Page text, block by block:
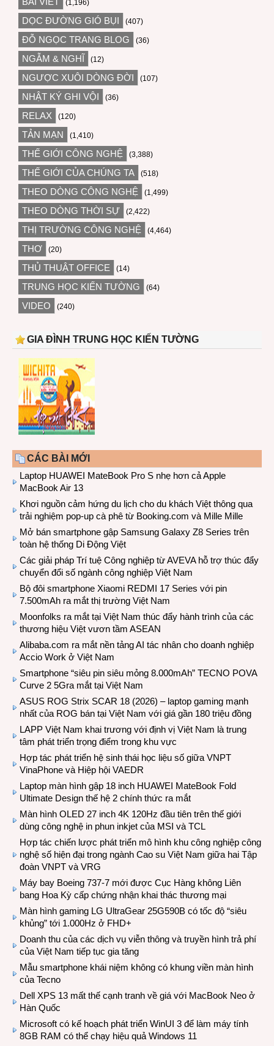
(1,196)
DỌC ĐƯỜNG GIÓ BỤI (407)
ĐỖ NGỌC TRANG BLOG (36)
NGẪM & NGHĨ (12)
NGƯỢC XUÔI DÒNG ĐỜI (107)
NHẬT KÝ GHI VỘI (36)
RELAX (120)
TẢN MẠN (1,410)
THẾ GIỚI CÔNG NGHỆ (3,388)
THẾ GIỚI CỦA CHÚNG TA (518)
THEO DÒNG CÔNG NGHỆ (1,499)
THEO DÒNG THỜI SỰ (2,422)
THỊ TRƯỜNG CÔNG NGHỆ (4,464)
THƠ (20)
THỦ THUẬT OFFICE (14)
TRUNG HỌC KIẾN TƯỜNG (64)
VIDEO (240)
GIA ĐÌNH TRUNG HỌC KIẾN TƯỜNG
CÁC BÀI MỚI
Laptop HUAWEI MateBook Pro S nhẹ hơn cả Apple
MacBook Air 13
Khơi nguồn cảm hứng du lịch cho du khách Việt thông qua
trải nghiệm pop-up cà phê từ Booking.com và Mille Mille
Mở bán smartphone gập Samsung Galaxy Z8 Series trên
toàn hệ thống Di Động Việt
Các giải pháp Trí tuệ Công nghiệp từ AVEVA hỗ trợ thúc đẩy
chuyển đổi số ngành công nghiệp Việt Nam
Bộ đôi smartphone Xiaomi REDMI 17 Series với pin
7.500mAh ra mắt thị trường Việt Nam
Moonfolks ra mắt tại Việt Nam thúc đẩy hành trình của các
thương hiệu Việt vươn tầm ASEAN
Alibaba.com ra mắt nền tảng AI tác nhân cho doanh nghiệp
Accio Work ở Việt Nam
Smartphone “siêu pin siêu mỏng 8.000mAh” TECNO POVA
Curve 2 5Gra mắt tại Việt Nam
ASUS ROG Strix SCAR 18 (2026) – laptop gaming mạnh
nhất của ROG bán tại Việt Nam với giá gần 180 triệu đồng
LAPP Việt Nam khai trương với định vị Việt Nam là trung
tâm phát triển trọng điểm trong khu vực
Hợp tác phát triển hệ sinh thái học liệu số giữa VNPT
VinaPhone và Hiệp hội VAEDR
Laptop màn hình gập 18 inch HUAWEI MateBook Fold
Ultimate Design thế hệ 2 chính thức ra mắt
Màn hình OLED 27 inch 4K 120Hz đầu tiên trên thế giới
dùng công nghệ in phun inkjet của MSI và TCL
Hợp tác chiến lược phát triển mô hình khu công nghiệp công
nghệ số hiện đại trong ngành Cao su Việt Nam giữa hai Tập
đoàn VNPT và VRG
Máy bay Boeing 737-7 mới được Cục Hàng không Liên
bang Hoa Kỳ cấp chứng nhận khai thác thương mại
Màn hình gaming LG UltraGear 25G590B có tốc độ “siêu
khủng” tới 1.000Hz ở FHD+
Doanh thu của các dịch vụ viễn thông và truyền hình trả phí
của Việt Nam tiếp tục gia tăng
Mẫu smartphone khái niệm không có khung viền màn hình
của Tecno
Dell XPS 13 mất thế cạnh tranh về giá với MacBook Neo ở
Hàn Quốc
Microsoft có kế hoạch phát triển WinUI 3 để làm máy tính
8GB RAM có thể chạy hiệu quả Windows 11